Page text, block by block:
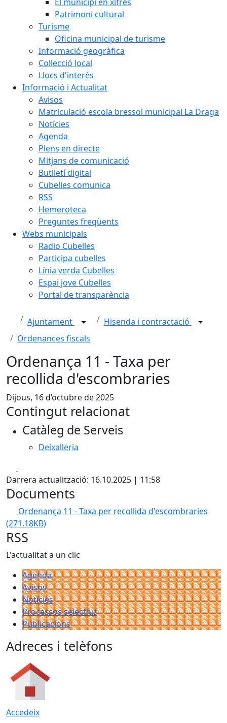
Patrimoni cultural
Turisme
Oficina municipal de turisme
Informació geogràfica
Col·lecció local
Llocs d'interès
Informació i Actualitat
Avisos
Matriculació escola bressol municipal La Draga
Notícies
Agenda
Plens en directe
Mitjans de comunicació
Butlletí digital
Cubelles comunica
RSS
Hemeroteca
Preguntes freqüents
Webs municipals
Radio Cubelles
Participa cubelles
Línia verda Cubelles
Espai jove Cubelles
Portal de transparència
Ajuntament
Hisenda i contractació
Ordenances fiscals
Ordenança 11 - Taxa per
recollida d'escombraries
Dijous, 16 d’octubre de 2025
Contingut relacionat
Catàleg de Serveis
Deixalleria
Darrera actualització: 16.10.2025 | 11:58
Documents
Ordenança 11 - Taxa per recollida d'escombraries
(271.18KB)
RSS
L'actualitat a un clic
Agenda
Avisos
Notícies
Processos selectius
Publicacions
Adreces i telèfons
Accedeix